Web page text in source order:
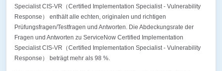
Specialist CIS-VR（Certified Implementation Specialist - Vulnerability
Response） enthält alle echten, originalen und richtigen
Prüfungsfragen/Testfragen und Antworten. Die Abdeckungsrate der
Fragen und Antworten zu ServiceNow Certified Implementation
Specialist CIS-VR（Certified Implementation Specialist - Vulnerability
Response） beträgt mehr als 98 %.